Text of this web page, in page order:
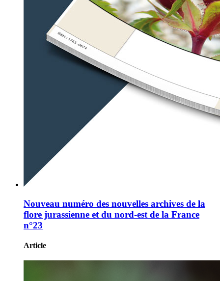
Nouveau numéro des nouvelles archives de la
flore jurassienne et du nord-est de la France
n°23
Article